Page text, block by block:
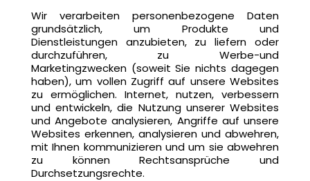
Wir verarbeiten personenbezogene Daten
grundsätzlich, um Produkte und
Dienstleistungen anzubieten, zu liefern oder
durchzuführen, zu Werbe-und
Marketingzwecken (soweit Sie nichts dagegen
haben), um vollen Zugriff auf unsere Websites
zu ermöglichen. Internet, nutzen, verbessern
und entwickeln, die Nutzung unserer Websites
und Angebote analysieren, Angriffe auf unsere
Websites erkennen, analysieren und abwehren,
mit Ihnen kommunizieren und um sie abwehren
zu können Rechtsansprüche und
Durchsetzungsrechte.